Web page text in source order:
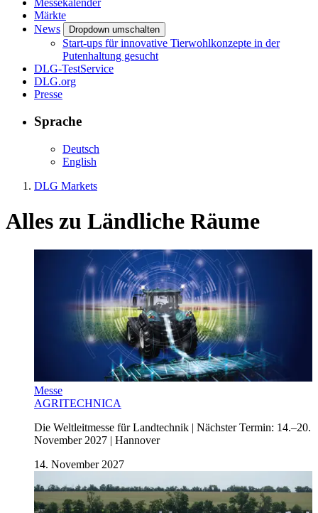
Märkte
News
Dropdown umschalten
Start-ups für innovative Tierwohlkonzepte in der
Putenhaltung gesucht
DLG-TestService
DLG.org
Presse
Sprache
Deutsch
English
DLG Markets
Alles zu Ländliche Räume
Messe
AGRITECHNICA
Die Weltleitmesse für Landtechnik | Nächster Termin: 14.–20.
November 2027 | Hannover
14. November 2027